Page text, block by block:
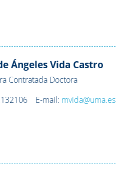
Ángeles Vida Castro
Contratada Doctora
E-mail: mvida@uma.es